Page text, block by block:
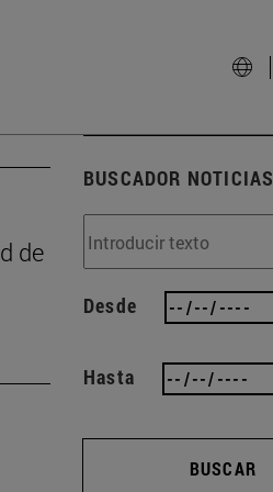
de
BUSCADOR NOTICIAS
Desde
Hasta
BUSCAR